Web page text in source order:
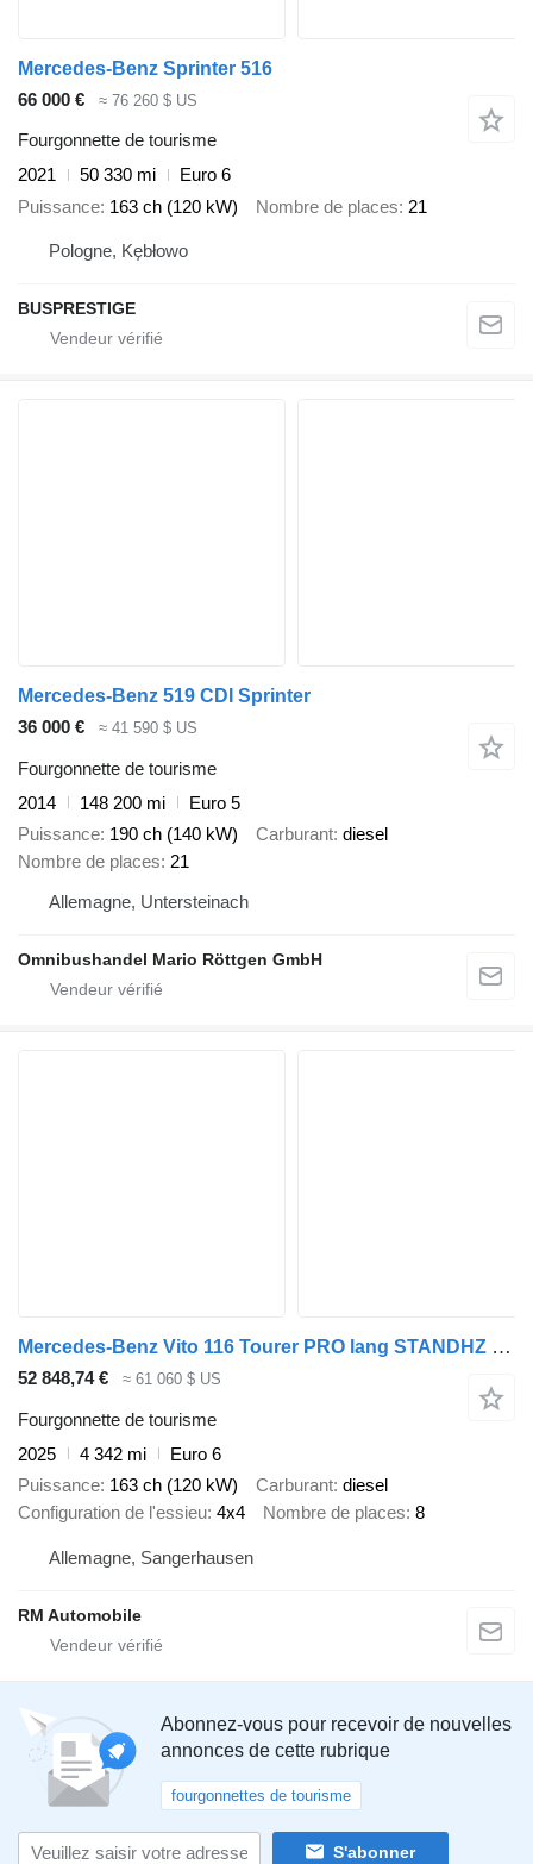
Mercedes-Benz Sprinter 516
66 000 €
≈ 76 260 $ US
Fourgonnette de tourisme
2021
50 330 mi
Euro 6
Puissance 163 ch (120 kW) Nombre de places 21
Pologne, Kębłowo
BUSPRESTIGE
Mercedes-Benz 519 CDI Sprinter
36 000 €
≈ 41 590 $ US
Fourgonnette de tourisme
2014
148 200 mi
Euro 5
Puissance 190 ch (140 kW) Carburant diesel
Nombre de places 21
Allemagne, Untersteinach
Omnibushandel Mario Röttgen GmbH
Mercedes-Benz Vito 116 Tourer PRO lang STANDHZ DISTRONIC
52 848,74 € ≈ 61 060 $ US
Fourgonnette de tourisme
2025
4 342 mi
Euro 6
Puissance 163 ch (120 kW) Carburant diesel
Configuration de l'essieu 4x4 Nombre de places 8
Allemagne, Sangerhausen
RM Automobile
Abonnez-vous pour recevoir de nouvelles
annonces de cette rubrique
fourgonnettes de tourisme
S'abonner